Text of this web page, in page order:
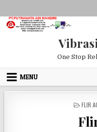
One Stop
MENU
FLIR